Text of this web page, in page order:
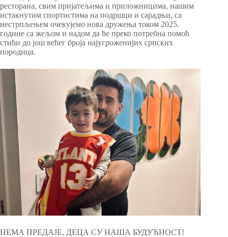
ресторана, свим пријатељима и приложницима, нашим
истакнутим спортистима на подршци и сарадњи, са
нестрпљењем очекујемо нова дружења током 2025.
године са жељом и надом да ће преко потребна помоћ
стићи до још већег броја најугроженијих српских
породица.
НЕМА ПРЕДАЈЕ, ДЕЦА СУ НАША БУДУЋНОСТ!